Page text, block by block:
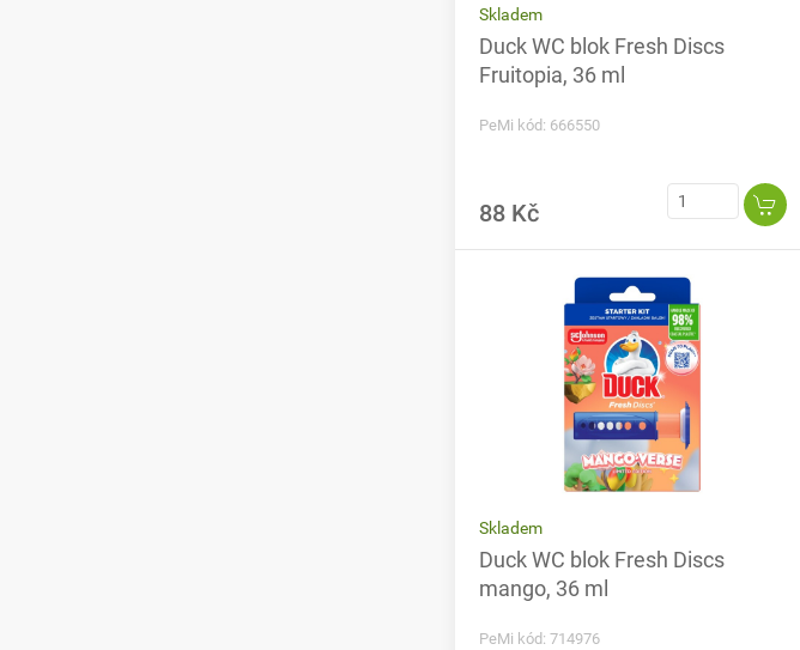
Skladem
Duck WC blok Fresh Discs
Fruitopia, 36 ml
PeMi kód: 666550
88 Kč
Skladem
Duck WC blok Fresh Discs
mango, 36 ml
PeMi kód: 714976